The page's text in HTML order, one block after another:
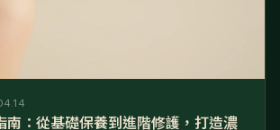
南：從基礎保養到進階修護，打造濃